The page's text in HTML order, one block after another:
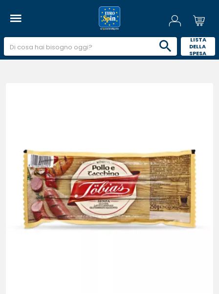
LISTA
DELLA
SPESA